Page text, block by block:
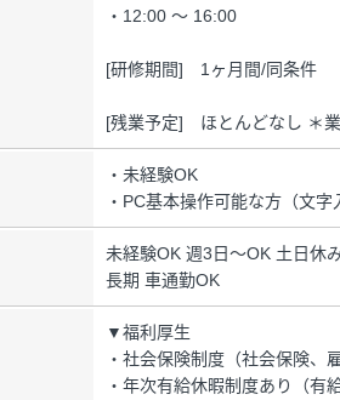
・12:00 ～ 16:00
[研修期間] 1ヶ月間/同条件
[残業予定] ほとんどなし ＊
・未経験OK
・PC基本操作可能な方（文字
未経験OK 週3日～OK 土日休
長期 車通勤OK
▼福利厚生
・社会保険制度（社会保険、
・年次有給休暇制度あり（有